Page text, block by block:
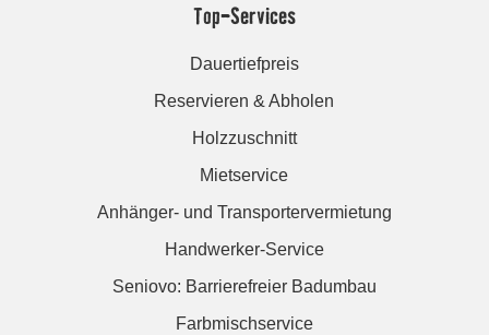
Top-Services
Dauertiefpreis
Reservieren & Abholen
Holzzuschnitt
Mietservice
Anhänger- und Transportervermietung
Handwerker-Service
Seniovo: Barrierefreier Badumbau
Farbmischservice